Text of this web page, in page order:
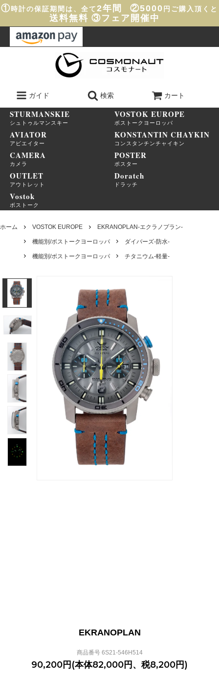
① 時計の保証期間は、全て2年間 ②5000 円ご購入頂くと
送料無料 ③フェア開催中
ガイド 検索 カート
STURMANSKIE
シュトゥルマンスキー
VOSTOK EUROPE
ボストークヨーロッパ
AVIATOR
アビエイター
KONSTANTIN CHAYKIN
コンスタンチンチャイキン
CAMERA
カメラ
POSTER
ポスター
OUTLET
アウトレット
Doratch
ドラッチ
Vostok
ボストーク
ホーム VOSTOK EUROPE EKRANOPLAN-エクラノプラン-
機能別/ボストークヨーロッパ ダイバーズ-防水-
機能別/ボストークヨーロッパ チタニウム-軽量-
EKRANOPLAN
商品番号 6S21-546H514
90,200円(本体82,000円、税8,200円)